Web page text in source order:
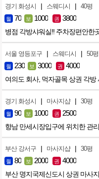
경기 화성시 | 스웨디시 | 40평
월 70 보 1000 권 3800
병점 각방샤워실!! 주차장편안한
서울 영등포구 | 스웨디시 | 50평
월 230 보 3000 권 4000
여의도 회사, 먹자골목 상권 각방
경기 화성시 | 마사지샵 | 30평
월 90 보 1000 권 2500
향남 만세시장입구에 위치한 관
부산 강서구 | 마사지샵 | 30평
월 80 보 2000 권 4000
부산 명지국제신도시 상권 마사